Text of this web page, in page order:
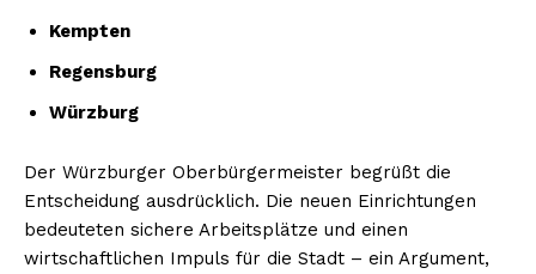
Kempten
Regensburg
Würzburg
Der Würzburger Oberbürgermeister begrüßt die
Entscheidung ausdrücklich. Die neuen Einrichtungen
bedeuteten sichere Arbeitsplätze und einen
wirtschaftlichen Impuls für die Stadt – ein Argument,